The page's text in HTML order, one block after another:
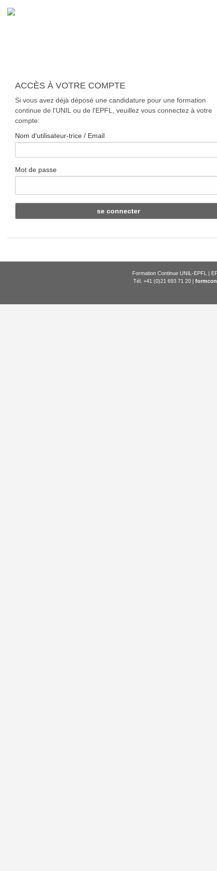
ACCÈS À VOTRE COMPTE
Si vous avez déjà déposé une candidature pour une formation
continue de l'UNIL ou de l'EPFL, veuillez vous connectez à votre
compte:
Nom d'utilisateur-trice / Email
Mot de passe
Formation Continue UNIL-EPFL |
Tél. +41 (0)21 693 71 20 |